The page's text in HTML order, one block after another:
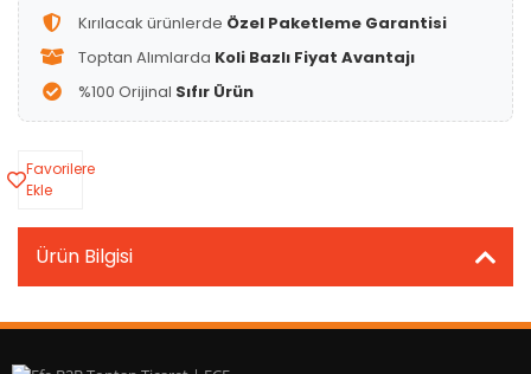
Kırılacak ürünlerde Özel Paketleme Garantisi
Toptan Alımlarda Koli Bazlı Fiyat Avantajı
%100 Orijinal Sıfır Ürün
Favorilere
Ekle
Ürün Bilgisi